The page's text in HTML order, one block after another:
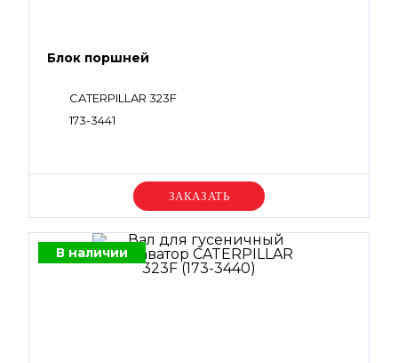
Блок поршней
CATERPILLAR 323F
173-3441
Уточняйте цену
В наличии